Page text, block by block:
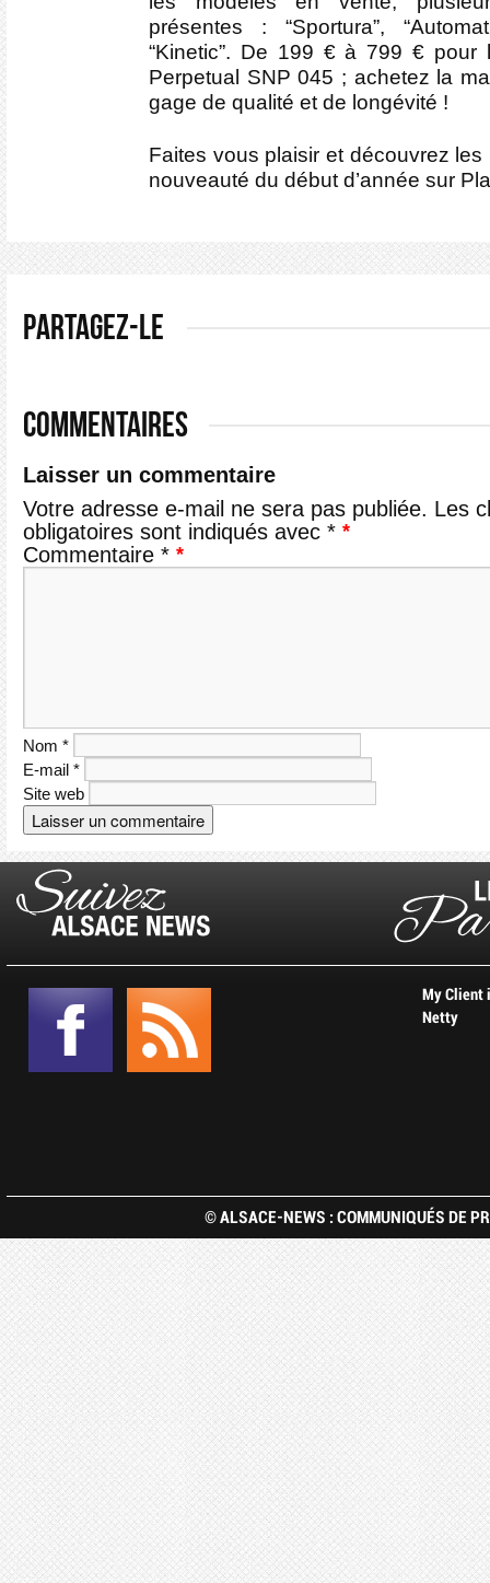
présentes : “Sportura”,
“Kinetic”. De 199 € à 799 € pour
Perpetual SNP 045 ; achetez la
gage de qualité et de longévité !
Faites vous plaisir et découvrez
nouveauté du début d’année sur
PARTAGEZ-LE
COMMENTAIRES
Laisser un commentaire
Votre adresse e-mail ne sera pas publiée. Les
obligatoires sont indiqués avec *
Commentaire *
Nom *
E-mail *
Site web
My Client
Netty
© ALSACE-NEWS : COMMUNIQUÉS DE